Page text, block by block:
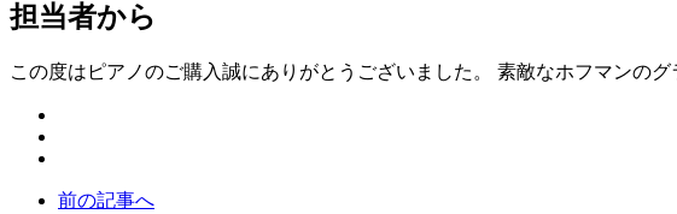
担当者から
この度はピアノのご購入誠にありがとうございました。 素敵なホフマンの
前の記事へ